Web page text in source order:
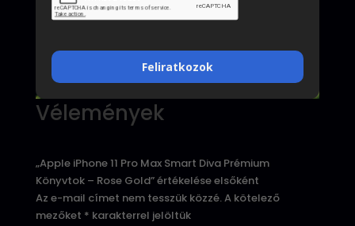
Feliratkozok
Vélemények
„Apple iPhone 11 Pro Max Smart Diva Prémium
Könyvtok – Rose Gold” értékelése elsőként
Az e-mail címet nem tesszük közzé.A kötelező
mezőket * karakterrel jelöltük